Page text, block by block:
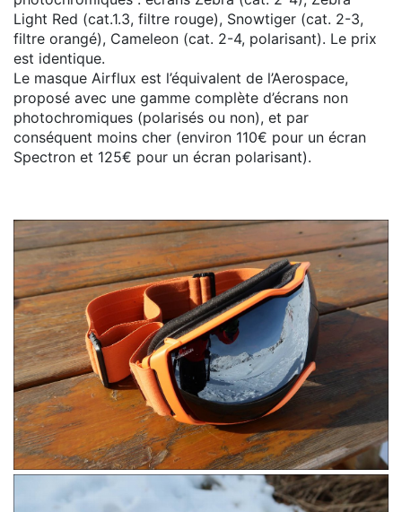
Light Red (cat.1.3, filtre rouge), Snowtiger (cat. 2-3,
filtre orangé), Cameleon (cat. 2-4, polarisant). Le prix
est identique.
Le masque Airflux est l’équivalent de l’Aerospace,
proposé avec une gamme complète d’écrans non
photochromiques (polarisés ou non), et par
conséquent moins cher (environ 110€ pour un écran
Spectron et 125€ pour un écran polarisant).